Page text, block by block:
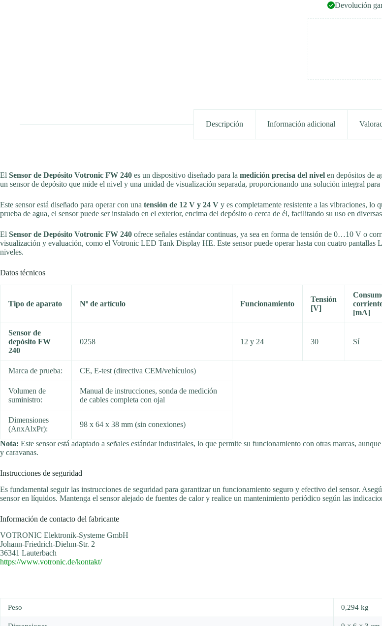
Devolución
Descripción Información adicional
El Sensor de Depósito Votronic FW 240 es un dispositivo diseñado para la medición precisa del nivel en depósitos de
un sensor de depósito que mide el nivel y una unidad de visualización separada, proporcionando una solución integral
Este sensor está diseñado para operar con una tensión de 12 V y 24 V y es completamente resistente a las vibraciones, lo
prueba de agua, el sensor puede ser instalado en el exterior, encima del depósito o cerca de él, facilitando su uso en
El Sensor de Depósito Votronic FW 240 ofrece señales estándar continuas, ya sea en forma de tensión de 0…10 V o
visualización y evaluación, como el Votronic LED Tank Display HE. Este sensor puede operar hasta con cuatro
niveles.
Datos técnicos
Tipo de aparato Nº de artículo Funcionamiento
Tensión
[V]
[mA]
Sensor de
depósito FW
240
0258 12 y 24 30 Sí
Marca de prueba: CE, E-test (directiva CEM/vehículos)
Volumen de
suministro:
Manual de instrucciones, sonda de medición
de cables completa con ojal
Dimensiones
(AnxAlxPr):
98 x 64 x 38 mm (sin conexiones)
Nota: Este sensor está adaptado a señales estándar industriales, lo que permite su funcionamiento con otras marcas,
y caravanas.
Instrucciones de seguridad
Es fundamental seguir las instrucciones de seguridad para garantizar un funcionamiento seguro y efectivo del sensor.
sensor en líquidos. Mantenga el sensor alejado de fuentes de calor y realice un mantenimiento periódico según las
Información de contacto del fabricante
VOTRONIC Elektronik-Systeme GmbH
Johann-Friedrich-Diehm-Str. 2
36341 Lauterbach
https://www.votronic.de/kontakt/
Peso 0,294 kg